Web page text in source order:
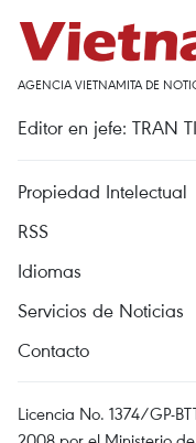
AGENCIA VIETNAMITA DE
Editor en jefe: TRAN
Propiedad Intelectual
RSS
Idiomas
Servicios de Noticias
Contacto
Licencia No. 1374/GP-